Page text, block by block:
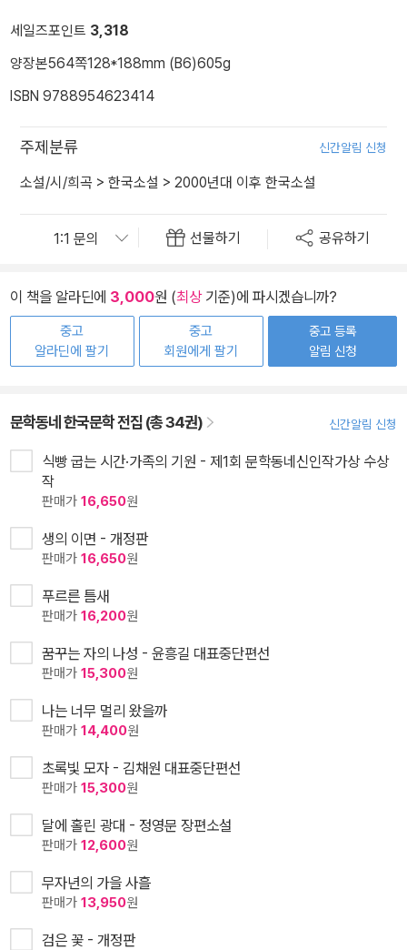
세일즈포인트 3,318
양장본564쪽128*188mm (B6)605g
ISBN 9788954623414
주제분류 신간알림 신청
소설/시/희곡 > 한국소설 > 2000년대 이후 한국소설
선물하기 공유하기
이 책을 알라딘에 3,000원 (최상기준)에 파시겠습니까?
중고
알라딘에 팔기
중고
회원에게 팔기
중고 등록
알림 신청
문학동네 한국문학 전집 (총 34권) 신간알림 신청
식빵 굽는 시간·가족의 기원 - 제1회 문학동네신인작가상 수상
작
판매가 16,650원
생의 이면 - 개정판
판매가 16,650원
푸르른 틈새
판매가 16,200원
꿈꾸는 자의 나성 - 윤흥길 대표중단편선
판매가 15,300원
나는 너무 멀리 왔을까
판매가 14,400원
초록빛 모자 - 김채원 대표중단편선
판매가 15,300원
달에 홀린 광대 - 정영문 장편소설
판매가 12,600원
무자년의 가을 사흘
판매가 13,950원
검은 꽃 - 개정판